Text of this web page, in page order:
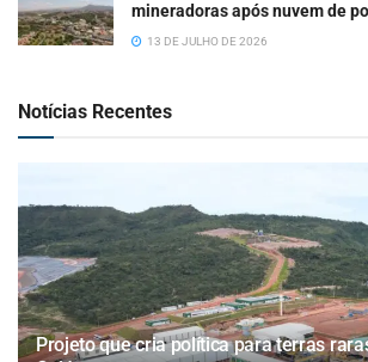
mineradoras após nuvem de
13 DE JULHO DE 2026
Notícias Recentes
Projeto que cria política para terras